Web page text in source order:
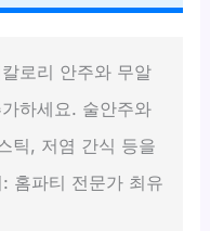
로리 안주와 무알
하세요. 술안주와
틱, 저염 간식 등을
홈파티 전문가 최유